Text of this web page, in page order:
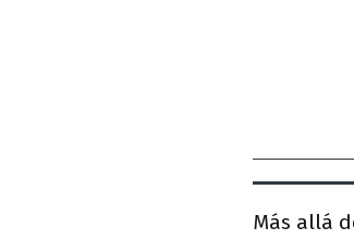
Más allá